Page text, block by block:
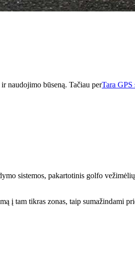
naudojimo būseną. Tačiau perTara GPS
sistemos, pakartotinis golfo
į tam tikras zonas, taip sumažindami